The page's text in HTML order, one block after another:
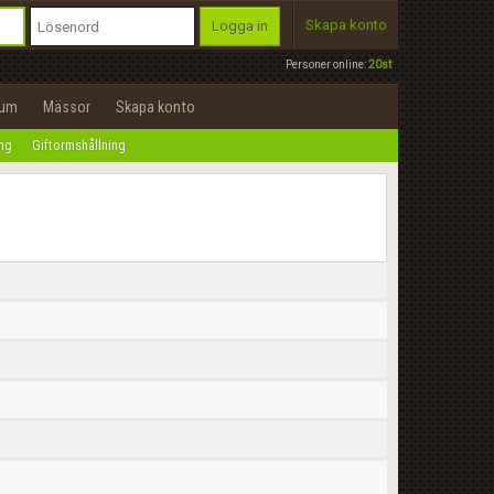
Personer online:20st
Logga in Skapa konto
Mässor Skapa konto
Giftormshållning